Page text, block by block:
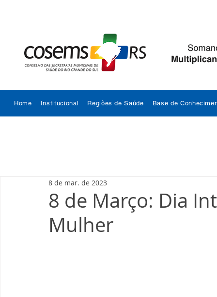
Home Institucional Regiões de Saúde Base de
8 de Março: Dia
Mulher
8 de mar. de 2023